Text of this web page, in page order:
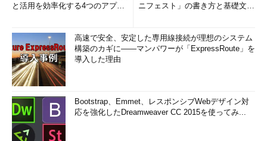
と活用を効率化する4つのアプリ
ニフェスト」の書き方と基礎文法
高速で安全、安定した専用線接続が理想のシステム
構築のカギに――マンパワーが「ExpressRoute」を
導入した理由
Bootstrap、Emmet、レスポンシブWebデザイン対
応を強化したDreamweaver CC 2015を使ってみ...